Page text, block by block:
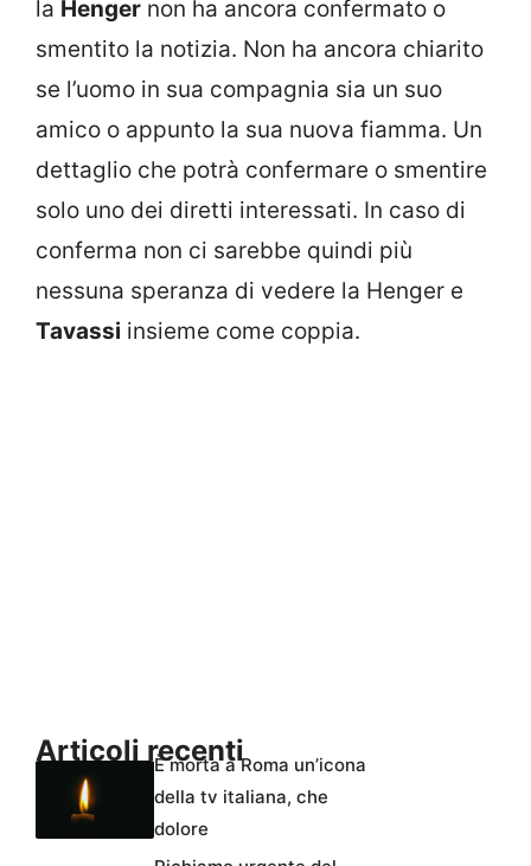
la Henger non ha ancora confermato o
smentito la notizia. Non ha ancora chiarito
se l’uomo in sua compagnia sia un suo
amico o appunto la sua nuova fiamma. Un
dettaglio che potrà confermare o smentire
solo uno dei diretti interessati. In caso di
conferma non ci sarebbe quindi più
nessuna speranza di vedere la Henger e
Tavassi insieme come coppia.
Articoli recentiÈ morta a Roma un’icona
della tv italiana, che
dolore